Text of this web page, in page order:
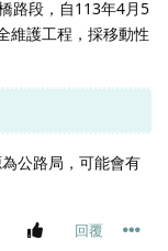
路段，自113年4月5
維護工程，採移動性
公路局，可能會有
回覆